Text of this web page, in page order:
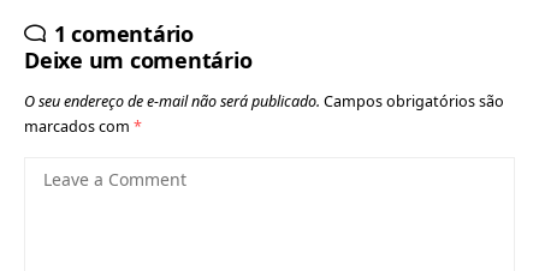
1 comentário
Deixe um comentário
O seu endereço de e-mail não será publicado. Campos obrigatórios são
marcados com *